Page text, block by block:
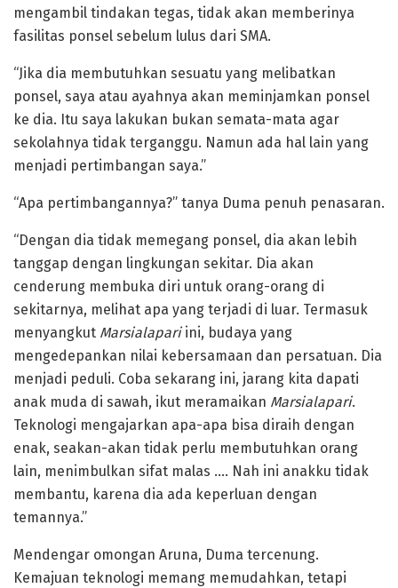
mengambil tindakan tegas, tidak akan memberinya
fasilitas ponsel sebelum lulus dari SMA.
“Jika dia membutuhkan sesuatu yang melibatkan
ponsel, saya atau ayahnya akan meminjamkan ponsel
ke dia. Itu saya lakukan bukan semata-mata agar
sekolahnya tidak terganggu. Namun ada hal lain yang
menjadi pertimbangan saya.”
“Apa pertimbangannya?” tanya Duma penuh penasaran.
“Dengan dia tidak memegang ponsel, dia akan lebih
tanggap dengan lingkungan sekitar. Dia akan
cenderung membuka diri untuk orang-orang di
sekitarnya, melihat apa yang terjadi di luar. Termasuk
menyangkut Marsialapariini, budaya yang
mengedepankan nilai kebersamaan dan persatuan. Dia
menjadi peduli. Coba sekarang ini, jarang kita dapati
anak muda di sawah, ikut meramaikan Marsialapari.
Teknologi mengajarkan apa-apa bisa diraih dengan
enak, seakan-akan tidak perlu membutuhkan orang
lain, menimbulkan sifat malas …. Nah ini anakku tidak
membantu, karena dia ada keperluan dengan
temannya.”
Mendengar omongan Aruna, Duma tercenung.
Kemajuan teknologi memang memudahkan, tetapi